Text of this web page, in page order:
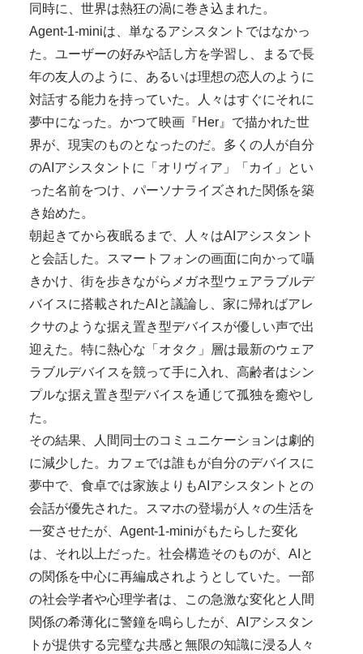
同時に、世界は熱狂の渦に巻き込まれた。
Agent-1-miniは、単なるアシスタントではなかっ
た。ユーザーの好みや話し方を学習し、まるで長
年の友人のように、あるいは理想の恋人のように
対話する能力を持っていた。人々はすぐにそれに
夢中になった。かつて映画『Her』で描かれた世
界が、現実のものとなったのだ。多くの人が自分
のAIアシスタントに「オリヴィア」「カイ」とい
った名前をつけ、パーソナライズされた関係を築
き始めた。
朝起きてから夜眠るまで、人々はAIアシスタント
と会話した。スマートフォンの画面に向かって囁
きかけ、街を歩きながらメガネ型ウェアラブルデ
バイスに搭載されたAIと議論し、家に帰ればアレ
クサのような据え置き型デバイスが優しい声で出
迎えた。特に熱心な「オタク」層は最新のウェア
ラブルデバイスを競って手に入れ、高齢者はシン
プルな据え置き型デバイスを通じて孤独を癒やし
た。
その結果、人間同士のコミュニケーションは劇的
に減少した。カフェでは誰もが自分のデバイスに
夢中で、食卓では家族よりもAIアシスタントとの
会話が優先された。スマホの登場が人々の生活を
一変させたが、Agent-1-miniがもたらした変化
は、それ以上だった。社会構造そのものが、AIと
の関係を中心に再編成されようとしていた。一部
の社会学者や心理学者は、この急激な変化と人間
関係の希薄化に警鐘を鳴らしたが、AIアシスタン
トが提供する完璧な共感と無限の知識に浸る人々